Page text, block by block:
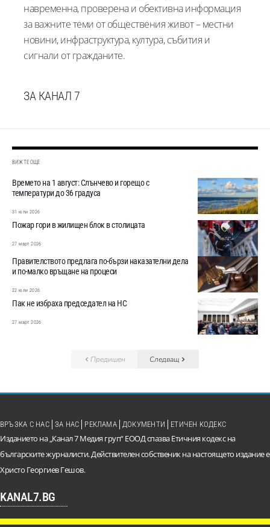
навременна, проверена и обективна информация
за важните теми от обществения живот – местни
новини, инфраструктура, култура, събития и
сигнали от гражданите.
ЗА КАНАЛ 7
ВИЖТЕ ОЩЕ
Времето на 1 август: Слънчево и горещо с
температури до 36 градуса
31 юли 2026
Пожар гори в жилищен блок в столицата
27 март 2026
Правителството предлага по-бързи наказателни дела
и по-малко връщане на процеси
22 юли 2026
Пак не избраха председател на НС
27 март 2026
Предишен Следващ
Изданието на „Канал 7 Медия груп“ ЕООД спазва Етичния кодекс на
българските журналисти. Действителен собственик на настоящето издание е
Христо Георгиев Гешов.
KANAL7.BG
ВРЪЗКА С НАС ЗА НАС РЕКЛАМА ДОКУМЕНТИ ЕТИЧЕН КОДЕКС